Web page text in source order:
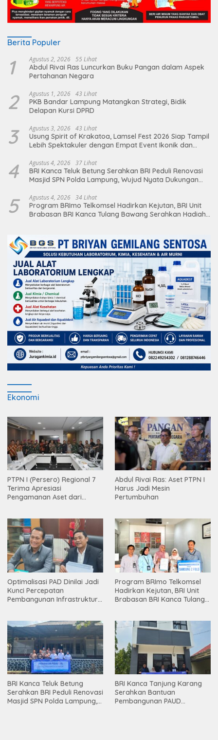
Berita Populer
1 Agustus 2, 2026 55 Lihat
Abdul Rivai Ras Luncurkan Buku Pangan dalam Aspek
Pertahanan Negara
2 Agustus 1, 2026 43 Lihat
PKB Bandar Lampung Matangkan Strategi, Bidik
Delapan Kursi DPRD
3 Agustus 3, 2026 43 Lihat
Usung Spirit of Krakatoa, Lamsel Fest 2026 Siap Tampil
Lebih Spektakuler dengan Empat Event Ikonik dan
4 Agustus 4, 2026 37 Lihat
BRI Kanca Teluk Betung Serahkan BRI Peduli Renovasi
Masjid SPN Polda Lampung, Wujud Nyata Dukungan
5 Agustus 4, 2026 34 Lihat
Program BRImo Telkomsel Hadirkan Kejutan, BRI Unit
Brabasan BRI Kanca Tulang Bawang Serahkan Hadiah
Ekonomi
PTPN I (Persero) Regional 7
Terima Apresiasi
Pengamanan Aset dari
Abdul Rivai Ras: Aset PTPN I
Harus Jadi Mesin
Pertumbuhan
Optimalisasi PAD Dinilai Jadi
Kunci Percepatan
Pembangunan Infrastruktur
Program BRImo Telkomsel
Hadirkan Kejutan, BRI Unit
Brabasan BRI Kanca Tulang
Mesuji
BRI Kanca Teluk Betung
Serahkan BRI Peduli Renovasi
Masjid SPN Polda Lampung,
BRI Kanca Tanjung Karang
Serahkan Bantuan
Pembangunan PAUD